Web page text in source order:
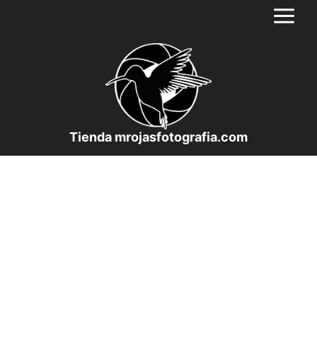
Tienda mrojasfotografia.com